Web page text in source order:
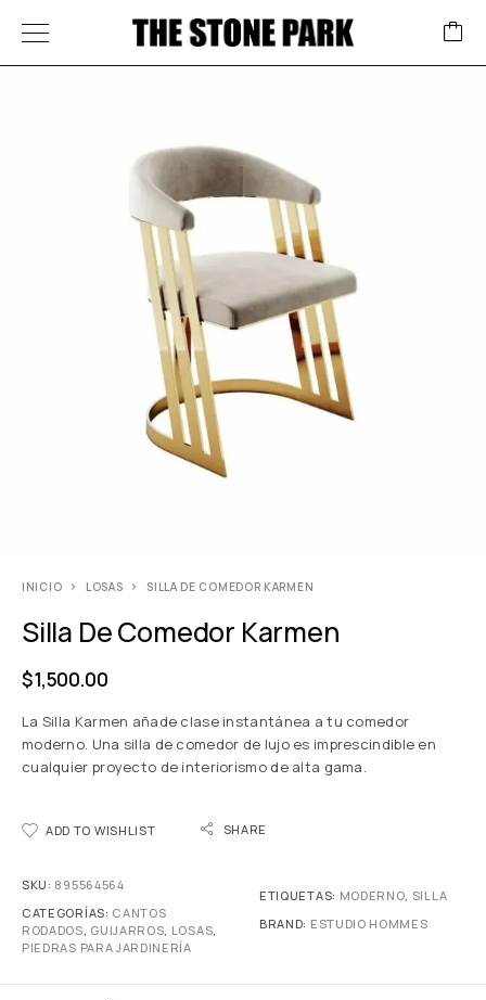
INICIO LOSAS SILLA DE COMEDOR KARMEN
Silla De Comedor Karmen
$1,500.00
La Silla Karmen añade clase instantánea a tu comedor
moderno. Una silla de comedor de lujo es imprescindible en
cualquier proyecto de interiorismo de alta gama.
ADD TO WISHLIST SHARE
SKU: 895564564
CATEGORÍAS: CANTOS
RODADOS, GUIJARROS, LOSAS,
PIEDRAS PARA JARDINERÍA
ETIQUETAS: MODERNO, SILLA
BRAND: ESTUDIO HOMMES